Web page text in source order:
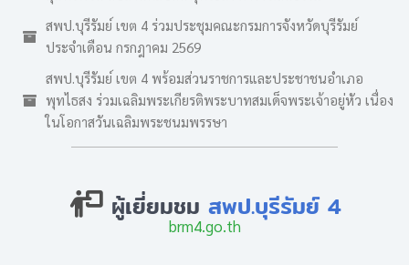
สพป.บุรีรัมย์ เขต 4 ร่วมประชุมคณะกรมการจังหวัดบุรีรัมย์
ประจำเดือน กรกฎาคม 2569
สพป.บุรีรัมย์ เขต 4 พร้อมส่วนราชการและประชาชนอำเภอ
พุทไธสง ร่วมเฉลิมพระเกียรติพระบาทสมเด็จพระเจ้าอยู่หัว เนื่อง
ในโอกาสวันเฉลิมพระชนมพรรษา
ผู้เยี่ยมชม สพป.บุรีรัมย์ 4
brm4.go.th